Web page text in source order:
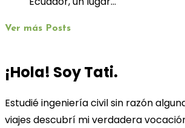
Ver más Posts
¡Hola! Soy Tati.
Estudié ingeniería civil sin razón
viajes descubrí mi verdadera